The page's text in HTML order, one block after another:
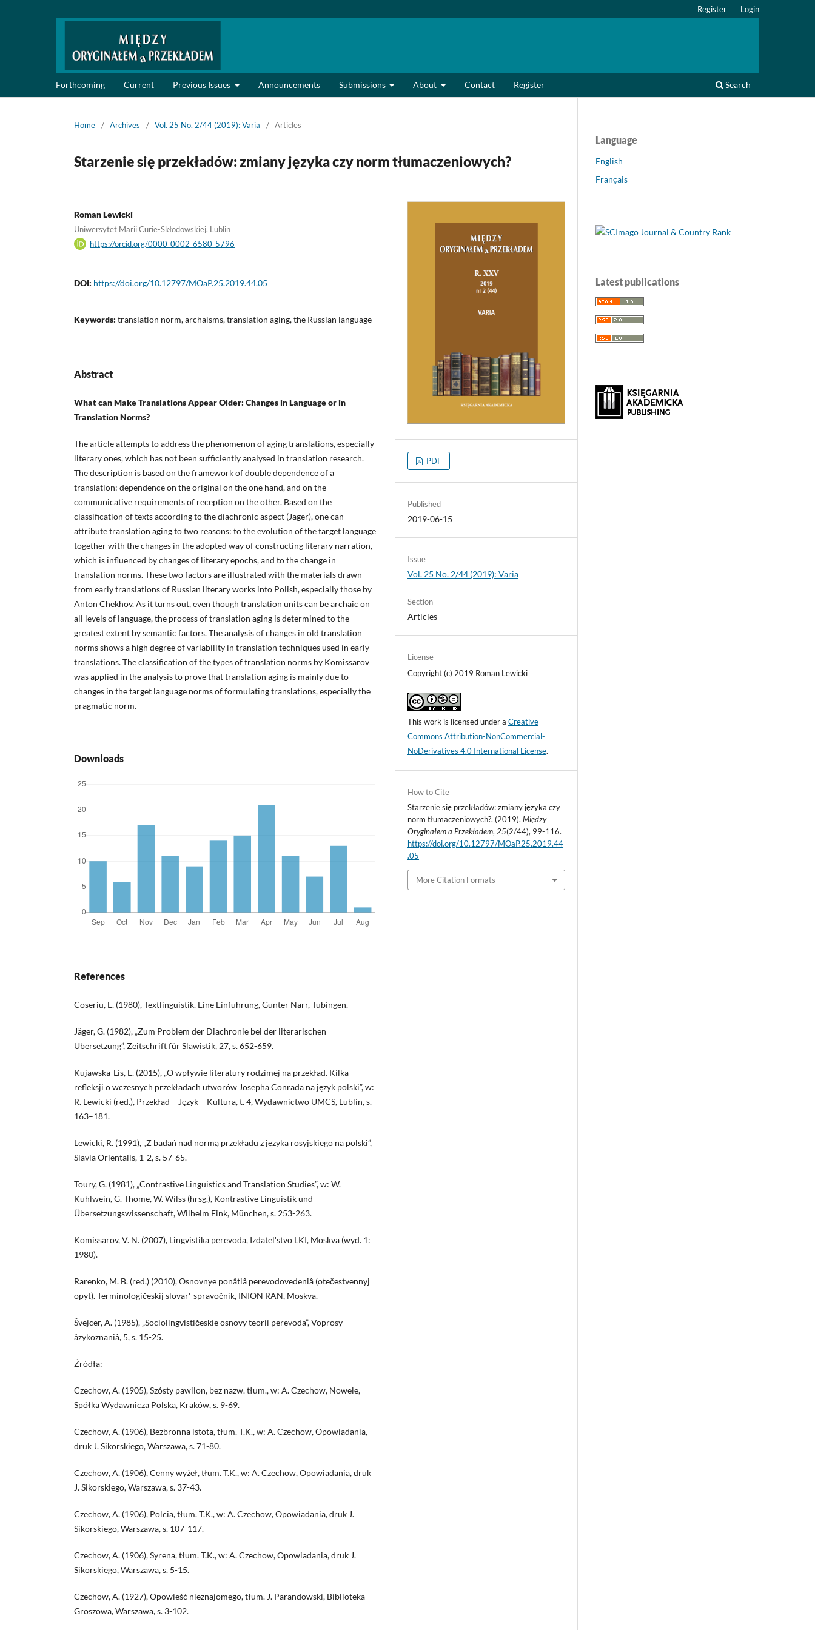
Forthcoming Current Previous Issues Announcements Submissions About Contact Register Search
Register Login
Home / Archives / Vol. 25 No. 2/44 (2019): Varia / Articles
Starzenie się przekładów: zmiany języka czy norm tłumaczeniowych?
Roman Lewicki
Uniwersytet Marii Curie-Skłodowskiej, Lublin
https://orcid.org/0000-0002-6580-5796
DOI: https://doi.org/10.12797/MOaP.25.2019.44.05
Keywords: translation norm, archaisms, translation aging, the Russian language
Abstract
What can Make Translations Appear Older: Changes in Language or in
Translation Norms?
The article attempts to address the phenomenon of aging translations, especially
literary ones, which has not been sufficiently analysed in translation research.
The description is based on the framework of double dependence of a
translation: dependence on the original on the one hand, and on the
communicative requirements of reception on the other. Based on the
classification of texts according to the diachronic aspect (Jäger), one can
attribute translation aging to two reasons: to the evolution of the target language
together with the changes in the adopted way of constructing literary narration,
which is influenced by changes of literary epochs, and to the change in
translation norms. These two factors are illustrated with the materials drawn
from early translations of Russian literary works into Polish, especially those by
Anton Chekhov. As it turns out, even though translation units can be archaic on
all levels of language, the process of translation aging is determined to the
greatest extent by semantic factors. The analysis of changes in old translation
norms shows a high degree of variability in translation techniques used in early
translations. The classification of the types of translation norms by Komissarov
was applied in the analysis to prove that translation aging is mainly due to
changes in the target language norms of formulating translations, especially the
pragmatic norm.
Downloads
References
Coseriu, E. (1980), Textlinguistik. Eine Einführung, Gunter Narr, Tübingen.
Jäger, G. (1982), „Zum Problem der Diachronie bei der literarischen
Übersetzung”, Zeitschrift für Slawistik, 27, s. 652-659.
Kujawska-Lis, E. (2015), „O wpływie literatury rodzimej na przekład. Kilka
refleksji o wczesnych przekładach utworów Josepha Conrada na język polski”, w:
R. Lewicki (red.), Przekład – Język – Kultura, t. 4, Wydawnictwo UMCS, Lublin, s.
163–181.
Lewicki, R. (1991), „Z badań nad normą przekładu z języka rosyjskiego na polski”,
Slavia Orientalis, 1-2, s. 57-65.
Toury, G. (1981), „Contrastive Linguistics and Translation Studies”, w: W.
Kühlwein, G. Thome, W. Wilss (hrsg.), Kontrastive Linguistik und
Übersetzungswissenschaft, Wilhelm Fink, München, s. 253-263.
Komissarov, V. N. (2007), Lingvistika perevoda, Izdatelʹstvo LKI, Moskva (wyd. 1:
1980).
Rarenko, M. B. (red.) (2010), Osnovnye ponâtiâ perevodovedeniâ (otečestvennyj
opyt). Terminologičeskij slovarʹ-spravočnik, INION RAN, Moskva.
Švejcer, A. (1985), „Sociolingvističeskie osnovy teorii perevoda”, Voprosy
âzykoznaniâ, 5, s. 15-25.
Źródła:
Czechow, A. (1905), Szósty pawilon, bez nazw. tłum., w: A. Czechow, Nowele,
Spółka Wydawnicza Polska, Kraków, s. 9-69.
Czechow, A. (1906), Bezbronna istota, tłum. T.K., w: A. Czechow, Opowiadania,
druk J. Sikorskiego, Warszawa, s. 71-80.
Czechow, A. (1906), Cenny wyżeł, tłum. T.K., w: A. Czechow, Opowiadania, druk
J. Sikorskiego, Warszawa, s. 37-43.
Czechow, A. (1906), Polcia, tłum. T.K., w: A. Czechow, Opowiadania, druk J.
Sikorskiego, Warszawa, s. 107-117.
Czechow, A. (1906), Syrena, tłum. T.K., w: A. Czechow, Opowiadania, druk J.
Sikorskiego, Warszawa, s. 5-15.
Czechow, A. (1927), Opowieść nieznajomego, tłum. J. Parandowski, Biblioteka
Groszowa, Warszawa, s. 3-102.
PDF
Published
2019-06-15
Issue
Vol. 25 No. 2/44 (2019): Varia
Section
Articles
License
Copyright (c) 2019 Roman Lewicki
This work is licensed under aCreative
Commons Attribution-NonCommercial-
NoDerivatives 4.0 International License.
How to Cite
Starzenie się przekładów: zmiany języka czy
norm tłumaczeniowych?. (2019).Między
Oryginałem a Przekładem, 25(2/44), 99-116.
https://doi.org/10.12797/MOaP.25.2019.44
.05
More Citation Formats
Language
English
Français
Latest publications